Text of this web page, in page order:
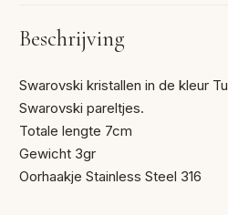
Beschrijving
Swarovski kristallen in de kleur
Swarovski pareltjes.
Totale lengte 7cm
Gewicht 3gr
Oorhaakje Stainless Steel 316